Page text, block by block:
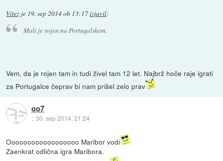
Vitez je 19. sep 2014 ob 13:17izjavil:
Mali je rojen na Portugalskem.
Vem, da je rojen tam in tudi živel tam 12 let. Najbrž hoče raje igrati
za Portugalce čeprav bi nam prišel zelo prav
oo7
::30. sep 2014, 21:24
Oooooooooooooooooo Maribor vodi
Zaenkrat odlična igra Maribora.